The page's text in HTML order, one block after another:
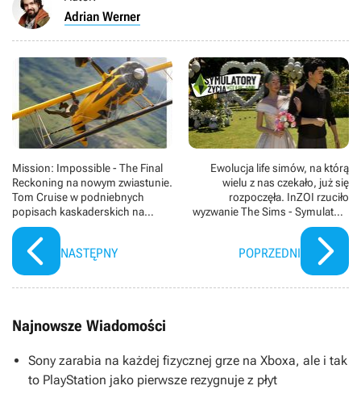
Adrian Werner
Mission: Impossible - The Final
Reckoning na nowym zwiastunie.
Tom Cruise w podniebnych
popisach kaskaderskich na
zapowiedzi ostatniej misji Ethana
Hunta
NASTĘPNY
Ewolucja life simów, na którą
wielu z nas czekało, już się
rozpoczęła. InZOI rzuciło
wyzwanie The Sims - Symulatory
życia według Soni
POPRZEDNI
Najnowsze Wiadomości
Sony zarabia na każdej fizycznej grze na Xboxa, ale i tak
to PlayStation jako pierwsze rezygnuje z płyt